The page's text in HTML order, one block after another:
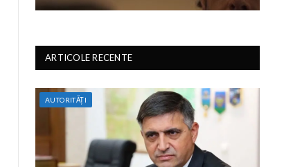
ARTICOLE RECENTE
AUTORITĂȚI